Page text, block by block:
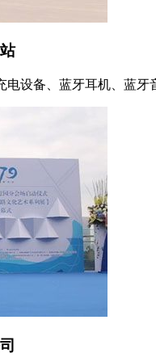
电设备、蓝牙耳机、蓝牙